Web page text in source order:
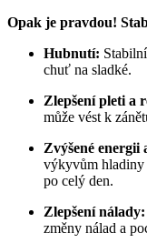
Opak je pravdou!
Hubnutí:
chuť na sladké.
Zlepšení pleti a
může vést k
Zvýšené energii
výkyvům hladiny
po celý den.
Zlepšení nálady:
změny nálad a